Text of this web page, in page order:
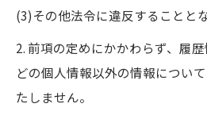
(3)その他法令に違反することと
2. 前項の定めにかかわらず、履
どの個人情報以外の情報につい
たしません。